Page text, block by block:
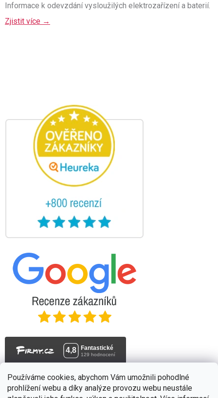
Používáme cookies, abychom Vám umožnili pohodlné
prohlížení webu a díky analýze provozu webu neustále
Informace k odevzdání vysloužilých elektrozařízení a baterií.
Zjistit více →
na 300,- Kč je Váš!